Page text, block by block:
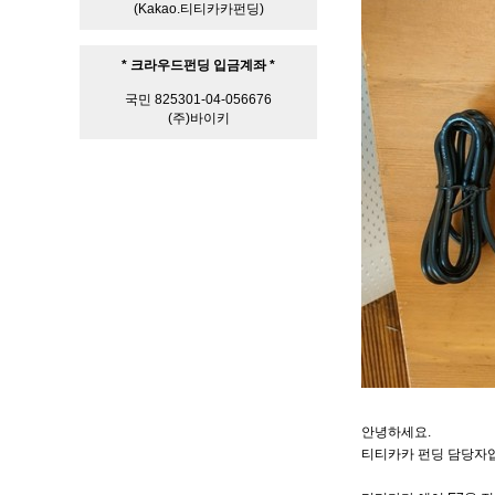
(Kakao.티티카카펀딩)
* 크라우드펀딩 입금계좌 *
국민 825301-04-056676
(주)바이키
안녕하세요.
티티카카 펀딩 담당자